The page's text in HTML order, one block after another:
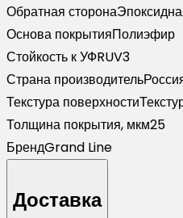
Обратная сторона
Основа покрытияПолиэфир
Стойкость к УФRUV3
Страна производитель
Текстура поверхности
Толщина покрытия, мкм25
БрендGrand Line
Доставка